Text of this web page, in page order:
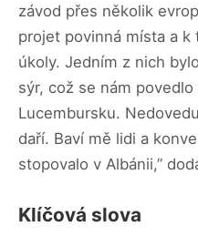
závod přes několik
projet povinná místa a
úkoly. Jedním z nich
sýr, což se nám
Lucembursku.
daří. Baví mě lidi a
stopovalo v Albánii,”
Klíčová slova